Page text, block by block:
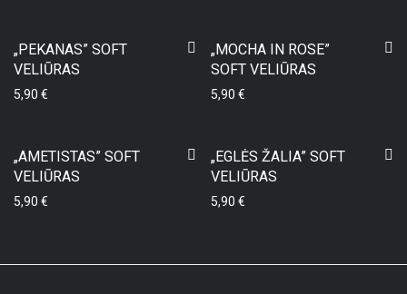
„PEKANAS” SOFT
VELIŪRAS
5,90 €
„MOCHA IN ROSE”
SOFT VELIŪRAS
5,90 €
„AMETISTAS” SOFT
VELIŪRAS
5,90 €
„EGLĖS ŽALIA” SOFT
VELIŪRAS
5,90 €